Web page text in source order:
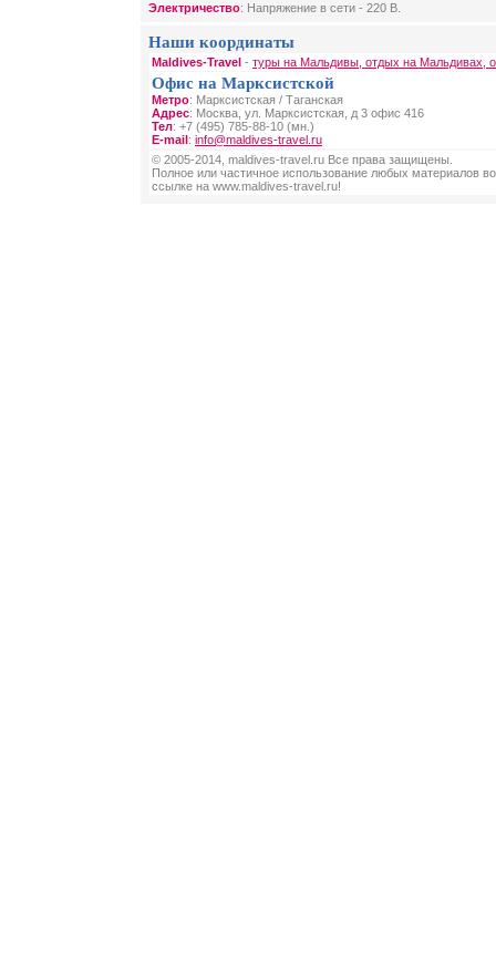
Электричество: Напряжение в сети - 220 B.
Наши координаты
Maldives-Travel - туры на Мальдивы, отдых на Мальдивах,
Офис на Марксистской
Метро: Марксистская / Таганская
Адрес: Москва, ул. Марксистская, д 3 офис 416
Тел: +7 (495) 785-88-10 (мн.)
E-mail: info@maldives-travel.ru
© 2005-2014, maldives-travel.ru Все права защищены.
Полное или частичное использование любых материалов
ссылке на www.maldives-travel.ru!